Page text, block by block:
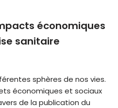
économiques
sanitaire
sphères de nos vies.
économiques et sociaux
de la publication du